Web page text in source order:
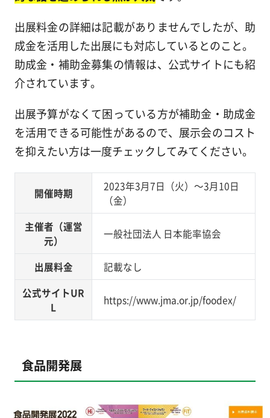
出展料金の詳細は記載がありませんでしたが、助
成金を活用した出展にも対応しているとのこと。
助成金・補助金募集の情報は、公式サイトにも紹
介されています。
出展予算がなくて困っている方が補助金・助成金
を活用できる可能性があるので、展示会のコスト
を抑えたい方は一度チェックしてみてください。
開催時期
2023年3月7日（火）～3月10日
（金）
主催者（運営
元）
一般社団法人 日本能率協会
出展料金
記載なし
公式サイトUR
L
https://www.jma.or.jp/foodex/
食品開発展